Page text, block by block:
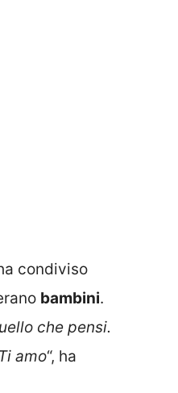
condiviso
bambini.
che pensi.
amo“, ha